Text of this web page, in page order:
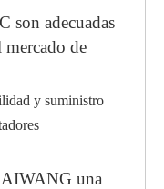
son adecuadas
mercado de
y suministro
una